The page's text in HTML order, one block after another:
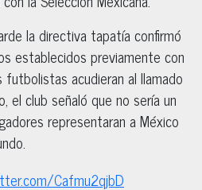
la directiva tapatía confirmó
establecidos previamente con
acudieran al llamado
el club señaló que no sería un
representaran a México
Cafmu2qjbD